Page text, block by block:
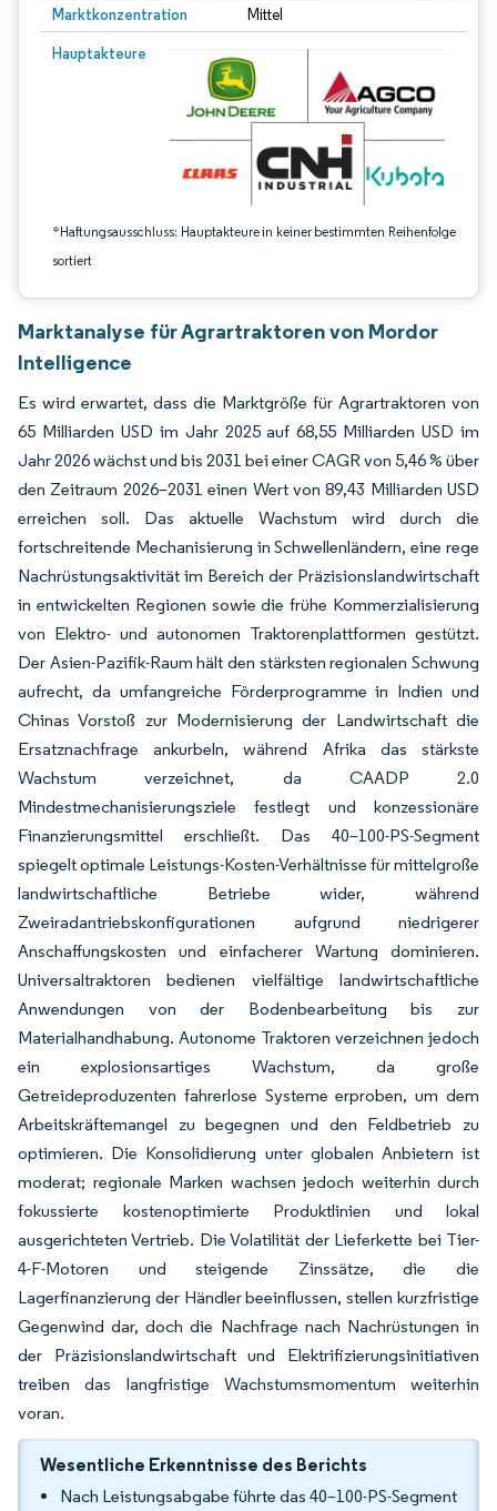
Marktkonzentration Mittel
Hauptakteure
*Haftungsausschluss: Hauptakteure in keiner bestimmten Reihenfolge
sortiert
Bild © Mordor Intelligence. Wiederverwendung erfordert Namensnennung
Marktanalyse für Agrartraktoren von Mordor
Intelligence
Es wird erwartet, dass die Marktgröße für Agrartraktoren von
65 Milliarden USD im Jahr 2025 auf 68,55 Milliarden USD im
Jahr 2026 wächst und bis 2031 bei einer CAGR von 5,46 % über
den Zeitraum 2026–2031 einen Wert von 89,43 Milliarden USD
erreichen soll. Das aktuelle Wachstum wird durch die
fortschreitende Mechanisierung in Schwellenländern, eine rege
Nachrüstungsaktivität im Bereich der Präzisionslandwirtschaft
in entwickelten Regionen sowie die frühe Kommerzialisierung
von Elektro- und autonomen Traktorenplattformen gestützt.
Der Asien-Pazifik-Raum hält den stärksten regionalen Schwung
aufrecht, da umfangreiche Förderprogramme in Indien und
Chinas Vorstoß zur Modernisierung der Landwirtschaft die
Ersatznachfrage ankurbeln, während Afrika das stärkste
Wachstum verzeichnet, da CAADP 2.0
Mindestmechanisierungsziele festlegt und konzessionäre
Finanzierungsmittel erschließt. Das 40–100-PS-Segment
spiegelt optimale Leistungs-Kosten-Verhältnisse für mittelgroße
landwirtschaftliche Betriebe wider, während
Zweiradantriebskonfigurationen aufgrund niedrigerer
Anschaffungskosten und einfacherer Wartung dominieren.
Universaltraktoren bedienen vielfältige landwirtschaftliche
Anwendungen von der Bodenbearbeitung bis zur
Materialhandhabung. Autonome Traktoren verzeichnen jedoch
ein explosionsartiges Wachstum, da große
Getreideproduzenten fahrerlose Systeme erproben, um dem
Arbeitskräftemangel zu begegnen und den Feldbetrieb zu
optimieren. Die Konsolidierung unter globalen Anbietern ist
moderat; regionale Marken wachsen jedoch weiterhin durch
fokussierte kostenoptimierte Produktlinien und lokal
ausgerichteten Vertrieb. Die Volatilität der Lieferkette bei Tier-
4-F-Motoren und steigende Zinssätze, die die
Lagerfinanzierung der Händler beeinflussen, stellen kurzfristige
Gegenwind dar, doch die Nachfrage nach Nachrüstungen in
der Präzisionslandwirtschaft und Elektrifizierungsinitiativen
treiben das langfristige Wachstumsmomentum weiterhin
voran.
Wesentliche Erkenntnisse des Berichts
Nach Leistungsabgabe führte das 40–100-PS-Segment